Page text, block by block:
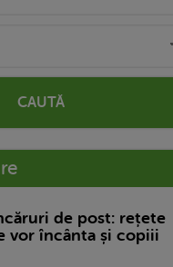
CAUTĂ
de post: rețete
vor încânta și copiii